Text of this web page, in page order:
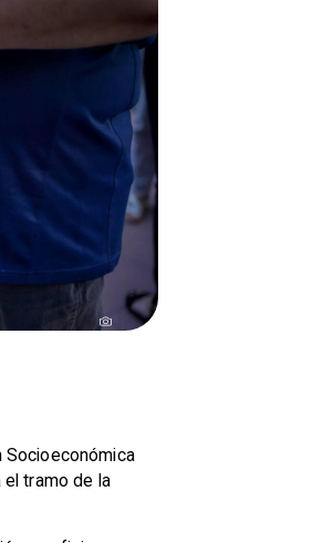
Socioeconómica
tramo de la